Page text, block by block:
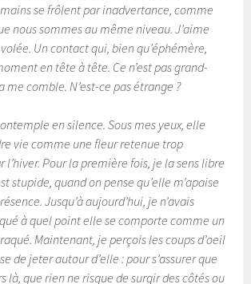
se frôlent par inadvertance, comme
nous sommes au même niveau. J’aime
Un contact qui, bien qu’éphémère,
en tête à tête. Ce n’est pas grand-
me comble. N’est-ce pas étrange ?
en silence. Sous mes yeux, elle
vie comme une fleur retenue trop
l’hiver. Pour la première fois, je la sens libre
stupide, quand on pense qu’elle m’apaise
Jusqu’à aujourd’hui, je n’avais
à quel point elle se comporte comme un
Maintenant, je perçois les coups d’oeil
de jeter autour d’elle : pour s’assurer que
là, que rien ne risque de surgir des côtés ou